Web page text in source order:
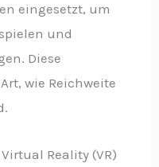
eingesetzt, um
und
Diese
wie Reichweite
Reality (VR)